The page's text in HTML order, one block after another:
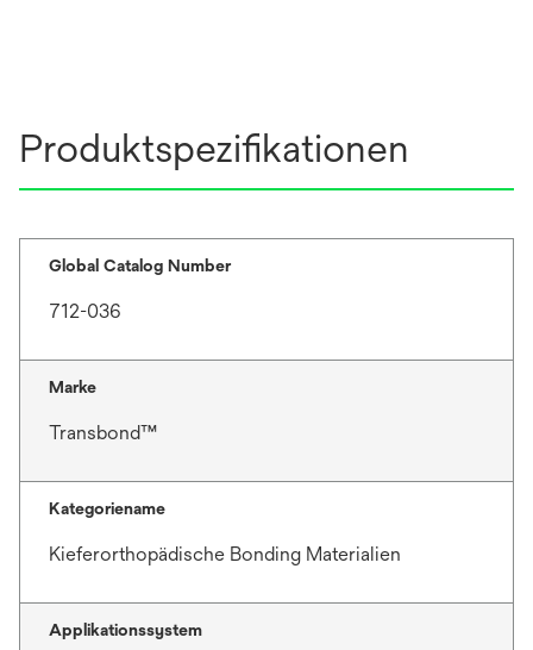
Produktspezifikationen
Global Catalog Number
712-036
Marke
Transbond™
Kategoriename
Kieferorthopädische Bonding Materialien
Applikationssystem